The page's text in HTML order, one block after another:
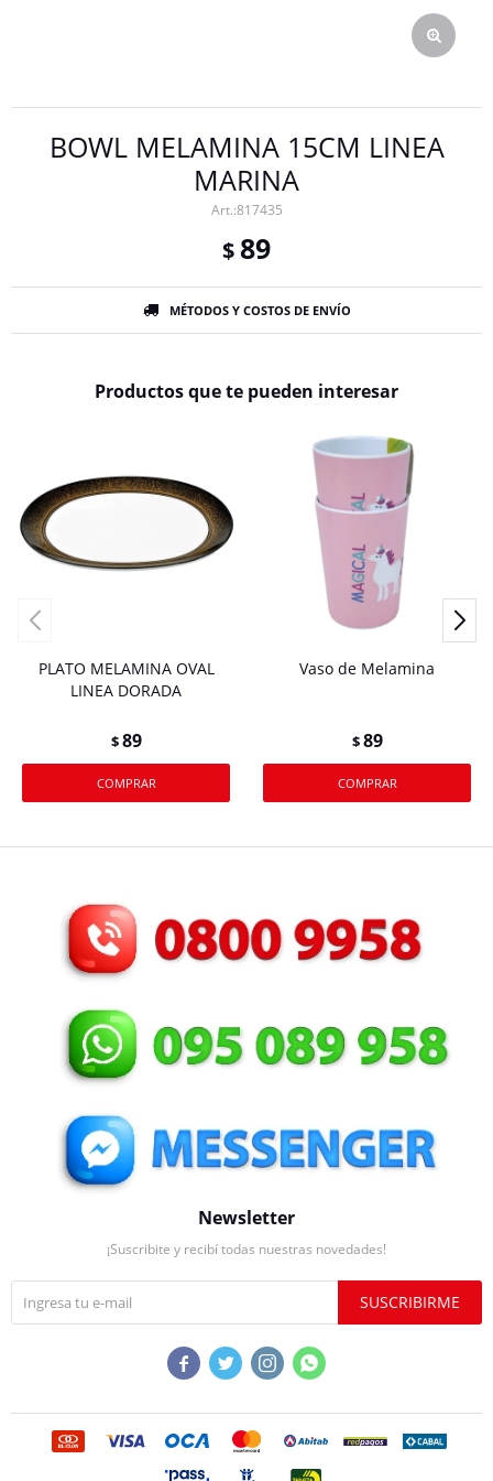
BOWL MELAMINA 15CM LINEA
MARINA
817435
$ 89
MÉTODOS Y COSTOS DE ENVÍO
Productos que te pueden interesar
PLATO MELAMINA OVAL
LINEA DORADA
$89
Vaso de Melamina
$89
Newsletter
¡Suscribite y recibí todas nuestras novedades!
SUSCRIBIRME
   